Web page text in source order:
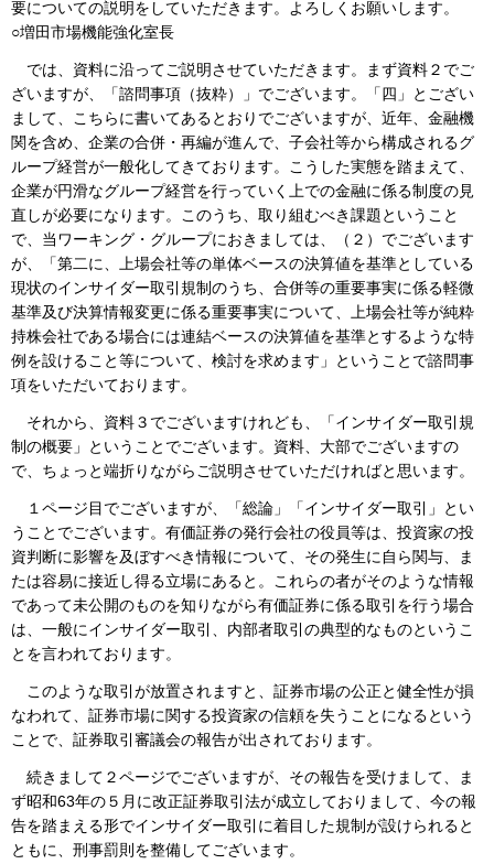
要についての説明をしていただきます。よろしくお願いします。
○増田市場機能強化室長
では、資料に沿ってご説明させていただきます。まず資料２でご
ざいますが、「諮問事項（抜粋）」でございます。「四」とござい
まして、こちらに書いてあるとおりでございますが、近年、金融機
関を含め、企業の合併・再編が進んで、子会社等から構成されるグ
ループ経営が一般化してきております。こうした実態を踏まえて、
企業が円滑なグループ経営を行っていく上での金融に係る制度の見
直しが必要になります。このうち、取り組むべき課題ということ
で、当ワーキング・グループにおきましては、（２）でございます
が、「第二に、上場会社等の単体ベースの決算値を基準としている
現状のインサイダー取引規制のうち、合併等の重要事実に係る軽微
基準及び決算情報変更に係る重要事実について、上場会社等が純粋
持株会社である場合には連結ベースの決算値を基準とするような特
例を設けること等について、検討を求めます」ということで諮問事
項をいただいております。
それから、資料３でございますけれども、「インサイダー取引規
制の概要」ということでございます。資料、大部でございますの
で、ちょっと端折りながらご説明させていただければと思います。
１ページ目でございますが、「総論」「インサイダー取引」とい
うことでございます。有価証券の発行会社の役員等は、投資家の投
資判断に影響を及ぼすべき情報について、その発生に自ら関与、ま
たは容易に接近し得る立場にあると。これらの者がそのような情報
であって未公開のものを知りながら有価証券に係る取引を行う場合
は、一般にインサイダー取引、内部者取引の典型的なものというこ
とを言われております。
このような取引が放置されますと、証券市場の公正と健全性が損
なわれて、証券市場に関する投資家の信頼を失うことになるという
ことで、証券取引審議会の報告が出されております。
続きまして２ページでございますが、その報告を受けまして、ま
ず昭和63年の５月に改正証券取引法が成立しておりまして、今の報
告を踏まえる形でインサイダー取引に着目した規制が設けられると
ともに、刑事罰則を整備してございます。